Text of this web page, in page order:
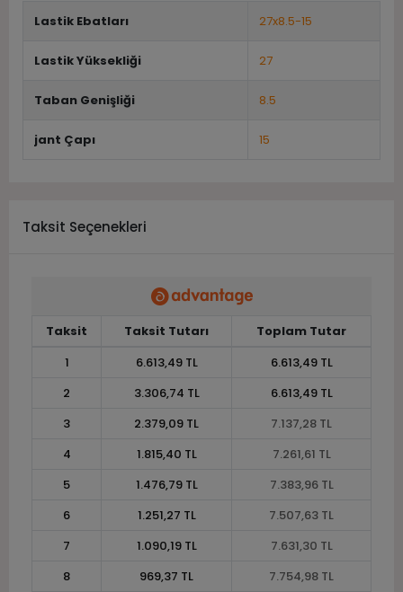
Lastik Ebatları 27x8.5-15
Lastik Yüksekliği 27
Taban Genişliği 8.5
jant Çapı 15
Taksit Seçenekleri
Taksit Taksit Tutarı
Toplam Tutar
1
6.613,49 TL
6.613,49 TL
2
3.306,74 TL
6.613,49 TL
3
2.379,09 TL
7.137,28 TL
4
1.815,40 TL
7.261,61 TL
5
1.476,79 TL
7.383,96 TL
6
1.251,27 TL
7.507,63 TL
7
1.090,19 TL
7.631,30 TL
8
969,37 TL
7.754,98 TL